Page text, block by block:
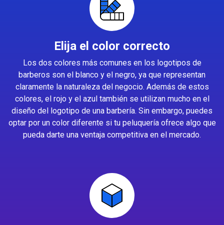
Elija el color correcto
Los dos colores más comunes en los logotipos de
barberos son el blanco y el negro, ya que representan
claramente la naturaleza del negocio. Además de estos
colores, el rojo y el azul también se utilizan mucho en el
diseño del logotipo de una barbería. Sin embargo, puedes
optar por un color diferente si tu peluquería ofrece algo que
pueda darte una ventaja competitiva en el mercado.